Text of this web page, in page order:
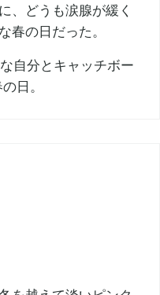
、どうも涙腺が緩く
春の日だった。